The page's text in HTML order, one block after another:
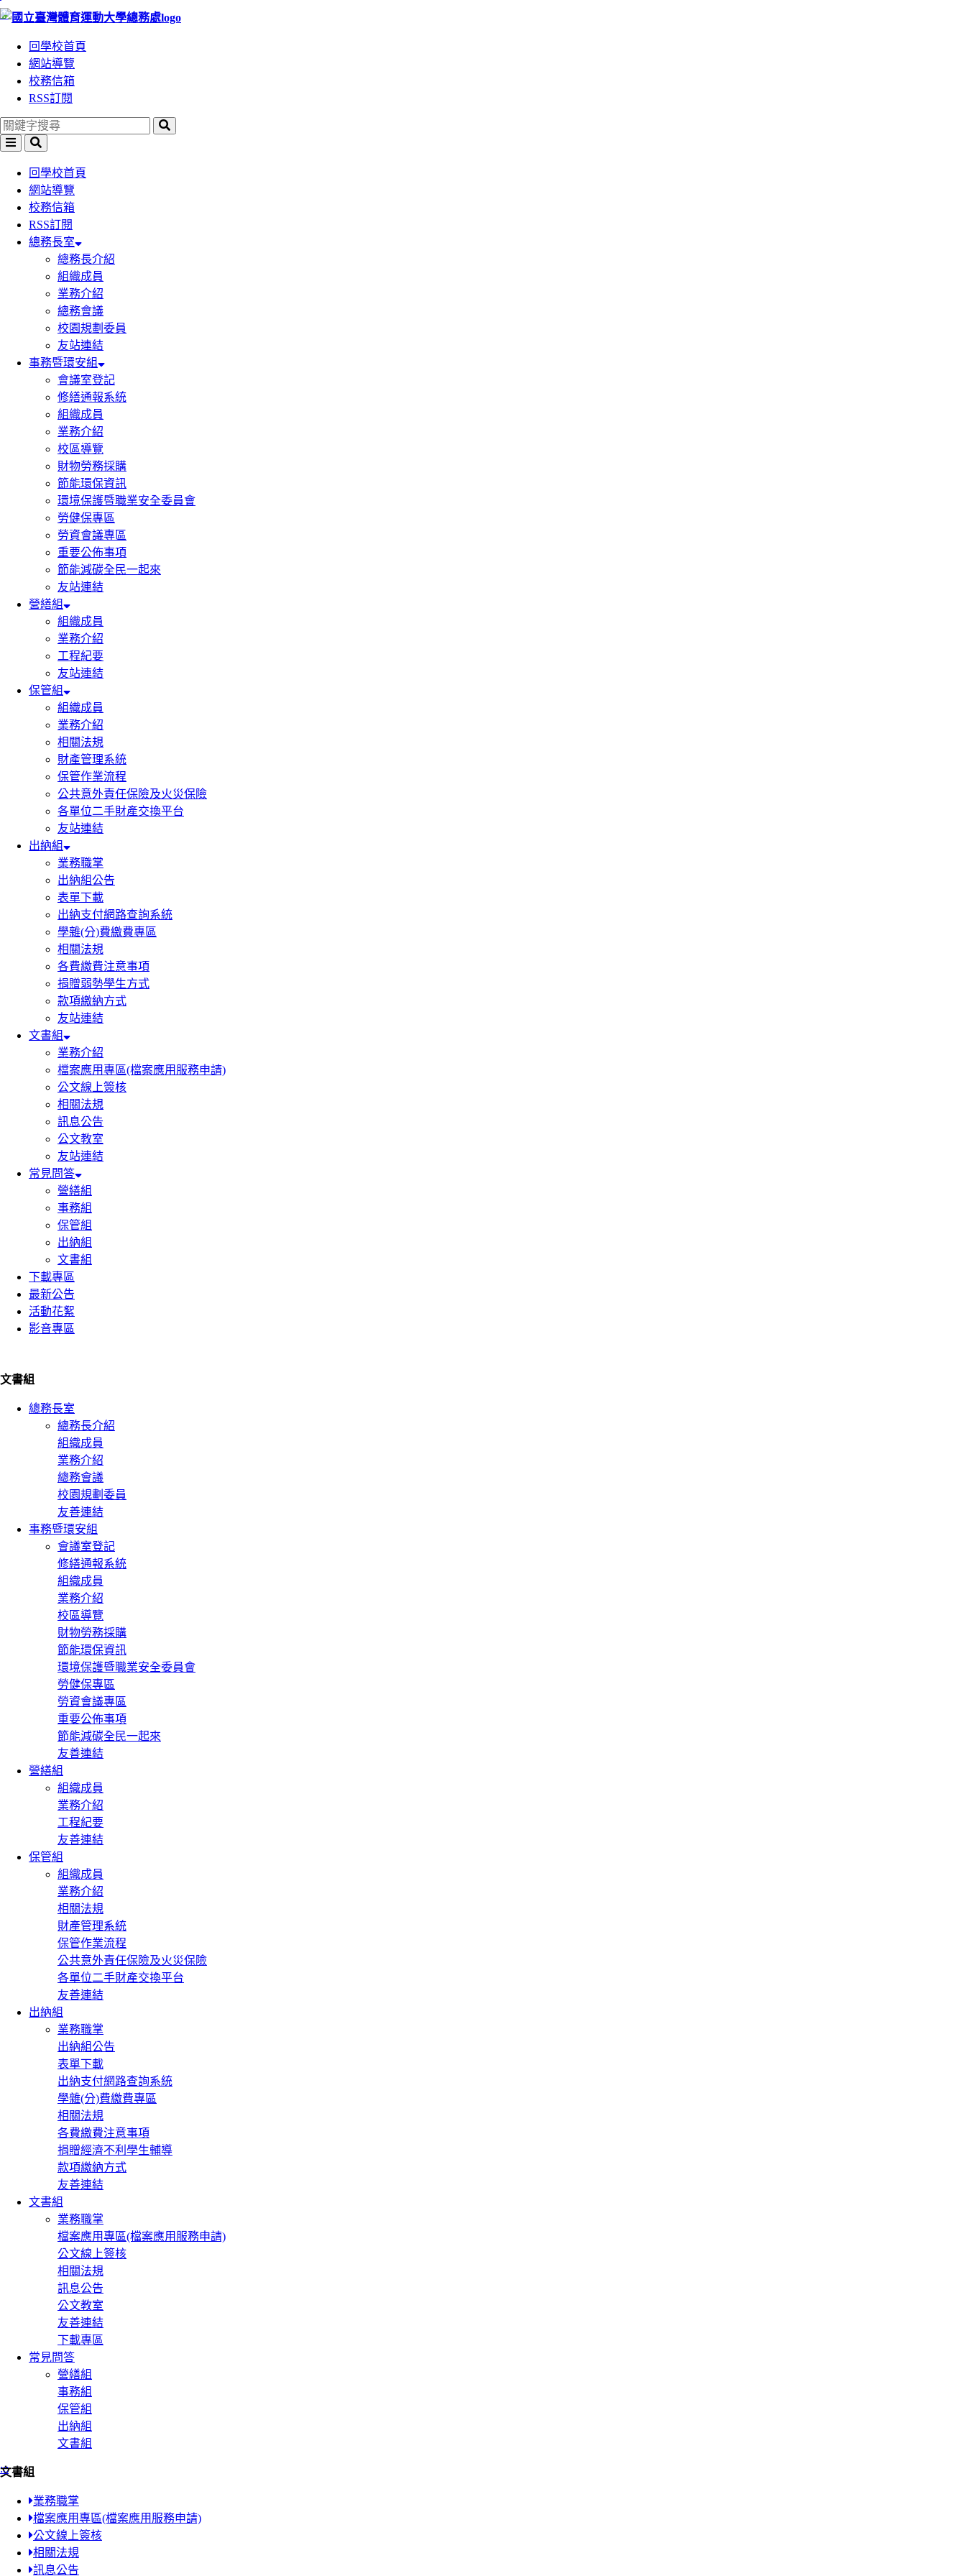
跳
區
塊
跳
區
塊
:::
回學校首頁
網站導覽
校務信箱
RSS訂閱
回學校首頁
網站導覽
校務信箱
RSS訂閱
總務長室
總務長介紹
組織成員
業務介紹
總務會議
校園規劃委員
友站連結
事務暨環安組
會議室登記
修繕通報系統
組織成員
業務介紹
校區導覽
財物勞務採購
節能環保資訊
環境保護暨職業安全委員會
勞健保專區
勞資會議專區
重要公佈事項
節能減碳全民一起來
友站連結
營繕組
組織成員
業務介紹
工程紀要
友站連結
保管組
組織成員
業務介紹
相關法規
財產管理系統
保管作業流程
公共意外責任保險及火災保險
各單位二手財產交換平台
友站連結
出納組
業務職掌
出納組公告
表單下載
出納支付網路查詢系統
學雜(分)費繳費專區
相關法規
各費繳費注意事項
捐贈弱勢學生方式
款項繳納方式
友站連結
文書組
業務介紹
檔案應用專區(檔案應用服務申請)
公文線上簽核
相關法規
訊息公告
公文教室
友站連結
常見問答
營繕組
事務組
保管組
出納組
文書組
下載專區
最新公告
活動花絮
影音專區
文書組
總務長室
總務長介紹
組織成員
業務介紹
總務會議
校園規劃委員
友善連結
事務暨環安組
會議室登記
修繕通報系統
組織成員
業務介紹
校區導覽
財物勞務採購
節能環保資訊
環境保護暨職業安全委員會
勞健保專區
勞資會議專區
重要公佈事項
節能減碳全民一起來
友善連結
營繕組
組織成員
業務介紹
工程紀要
友善連結
保管組
組織成員
業務介紹
相關法規
財產管理系統
保管作業流程
公共意外責任保險及火災保險
各單位二手財產交換平台
友善連結
出納組
業務職掌
出納組公告
表單下載
出納支付網路查詢系統
學雜(分)費繳費專區
相關法規
各費繳費注意事項
捐贈經濟不利學生輔導
款項繳納方式
友善連結
文書組
業務職掌
檔案應用專區(檔案應用服務申請)
公文線上簽核
相關法規
訊息公告
公文教室
友善連結
下載專區
常見問答
營繕組
事務組
保管組
出納組
文書組
:::
文書組
業務職掌
檔案應用專區(檔案應用服務申請)
公文線上簽核
相關法規
訊息公告